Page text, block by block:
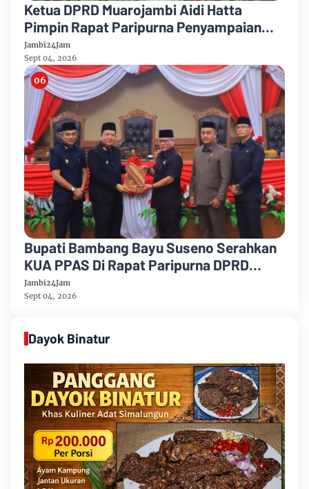
Ketua DPRD Muarojambi Aidi Hatta
Pimpin Rapat Paripurna Penyampaian
Rancangan Perubahan KUA-PPAS Tahun
Anggaran 2026
Jambi24Jam
Sept 04, 2026
Bupati Bambang Bayu Suseno Serahkan
KUA PPAS Di Rapat Paripurna DPRD
Muarojambi
Jambi24Jam
Sept 04, 2026
Dayok Binatur